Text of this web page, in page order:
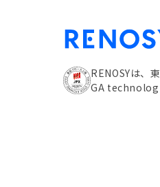
RENOSYは、
GA